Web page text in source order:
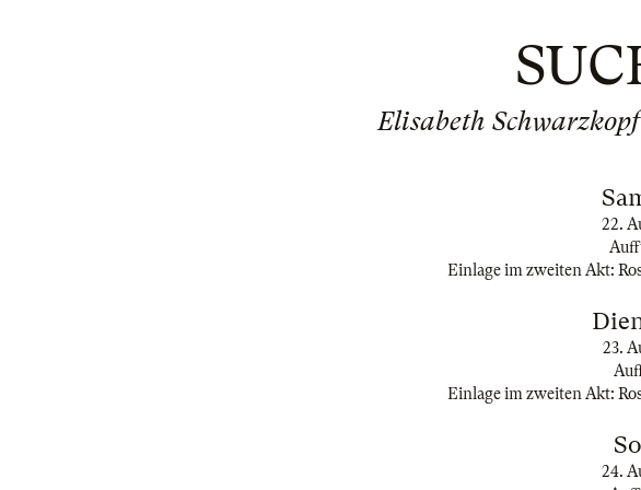
Elisabeth
22.
Einlage im zweiten Akt:
23.
Einlage im zweiten Akt:
24.